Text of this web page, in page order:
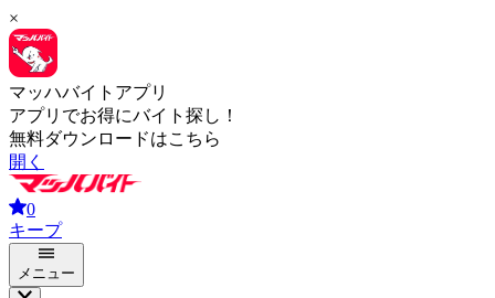
×
マッハバイトアプリ
アプリでお得にバイト探し！
無料ダウンロードはこちら
開く
0
キープ
メニュー